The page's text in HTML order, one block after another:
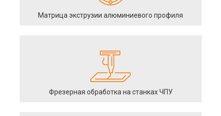
Матрица экструзии алюминиевого профиля
Фрезерная обработка на станках ЧПУ